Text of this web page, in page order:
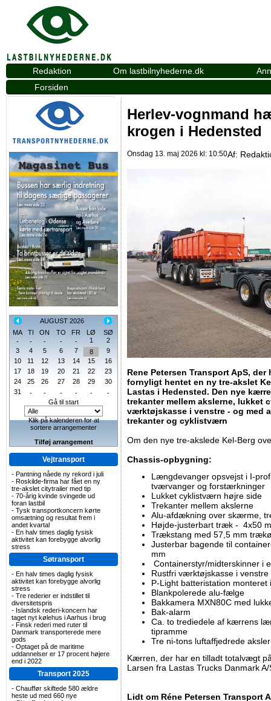
Redaktion Om lastbilnyhederne.dk
Forsiden
AUGUST 2026
MA
TI ON TO FR LØ
SØ
-
- - - - 1
2
3
4 5 6 7 8
9
10
11 12 13 14 15
16
17
18 19 20 21 22
23
24
25 26 27 28 29
30
31
- - - - -
-
Gå til start
Klik på kalenderen for at
sortere arrangementer
Tilføj arrangement
Vejtransport
- Pantning nåede ny rekord i juli
- Roskilde-firma har fået en ny
tre-akslet citytrailer med tip
- 70-årig kvinde svingede ud
foran lastbil
- Tysk transportkoncern kørte
omsætning og resultat frem i
andet kvartal
- En halv times daglig fysisk
aktivitet kan forebygge alvorlig
stress
Søtransport
- En halv times daglig fysisk
aktivitet kan forebygge alvorlig
stress
- Tre rederier er indstillet til
diversitetspris
- Islandsk rederi-koncern har
taget nyt kølehus i Aarhus i brug
- Finsk rederi med ruter til
Danmark transporterede mere
gods
- Optaget på de maritime
uddannelser er 17 procent højere
end i 2022
Transport 2025
- Chauffør skiftede 580 ældre
heste ud med 660 nye
Herlev-vognmand
krogen i Hedensted
Onsdag 13. maj 2026 kl: 10:50Af:
Rene Petersen Transport ApS,
fornyligt hentet en ny tre-akslet
Lastas i Hedensted. Den nye
trekanter mellem akslerne, lukket
værktøjskasse i venstre - og med
trekanter og cyklistværn
Om den nye tre-akslede Kel-Berg
Chassis-opbygning:
Længdevanger opsvejst i I-
tværvanger og forstærkninger
Lukket cyklistværn højre side
Trekanter mellem akslerne
Alu-afdækning over skærme,
Højde-justerbart træk - 4x50
Trækstang med 57,5 mm
Justerbar bagende til
mm
Containerstyr/midterskinner i
Rustfri værktøjskasse i venstre
P-Light batteristation
Blankpolerede alu-fælge
Bakkamera MXN80C med
Bak-alarm
Ca. to trediedele af kærrens
tipramme
Tre ni-tons luftaffjedrede
Kærren, der har en tilladt totalvægt
Larsen fra Lastas Trucks Danmark A/
Lidt om Réne Petersen Transport